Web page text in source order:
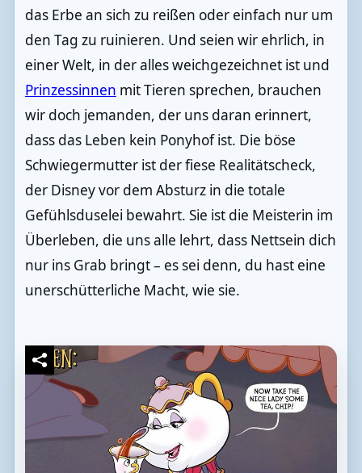
das Erbe an sich zu reißen oder einfach nur um
den Tag zu ruinieren. Und seien wir ehrlich, in
einer Welt, in der alles weichgezeichnet ist und
Prinzessinnen mit Tieren sprechen, brauchen
wir doch jemanden, der uns daran erinnert,
dass das Leben kein Ponyhof ist. Die böse
Schwiegermutter ist der fiese Realitätscheck,
der Disney vor dem Absturz in die totale
Gefühlsduselei bewahrt. Sie ist die Meisterin im
Überleben, die uns alle lehrt, dass Nettsein dich
nur ins Grab bringt – es sei denn, du hast eine
unerschütterliche Macht, wie sie.